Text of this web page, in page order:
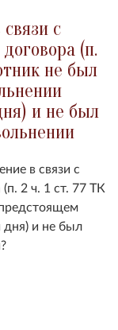
с
(п.
не был
и не был
в связи с
2 ч. 1 ст. 77 ТК
дня) и не был